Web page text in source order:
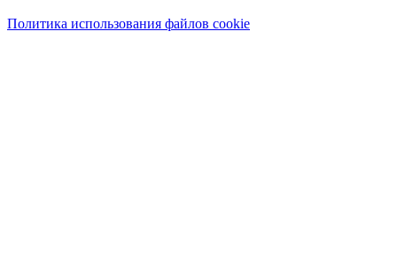
Политика использования файлов cookie